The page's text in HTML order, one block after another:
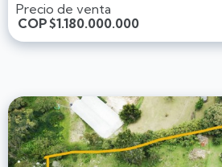
Precio de venta
COP$1.180.000.000